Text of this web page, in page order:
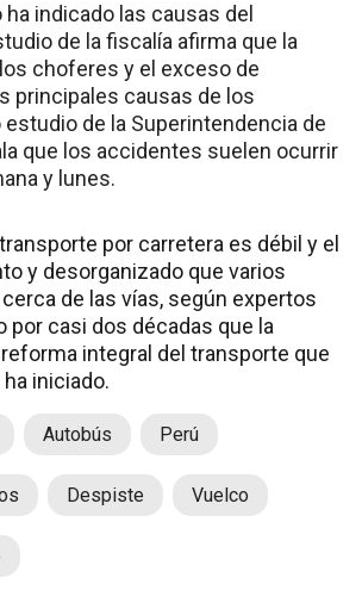
ha indicado las causas del
de la fiscalía afirma que la
choferes y el exceso de
principales causas de los
de la Superintendencia de
que los accidentes suelen ocurrir
y lunes.
por carretera es débil y el
y desorganizado que varios
de las vías, según expertos
por casi dos décadas que la
integral del transporte que
iniciado.
Autobús Perú
Despiste Vuelco